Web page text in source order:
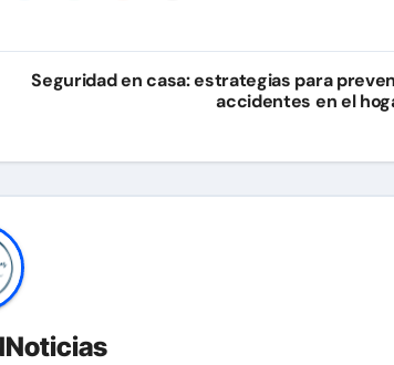
Seguridad en casa: estrategias para
accidentes en el